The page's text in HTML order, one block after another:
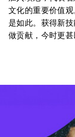
文化的重要价值
是如此。获得新
做贡献，今时更